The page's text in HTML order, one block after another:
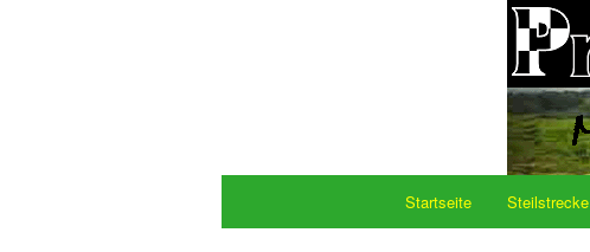
Startseite Steilstrecke